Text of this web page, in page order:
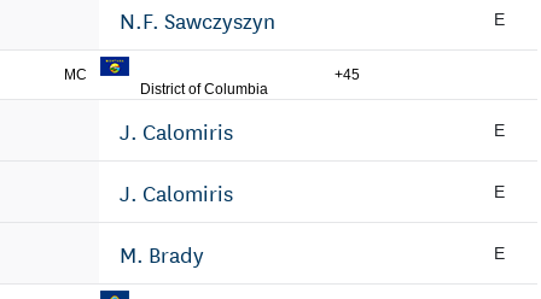
N.F. Sawczyszyn E
MC
District of Columbia
+45
J. Calomiris E
J. Calomiris E
M. Brady E